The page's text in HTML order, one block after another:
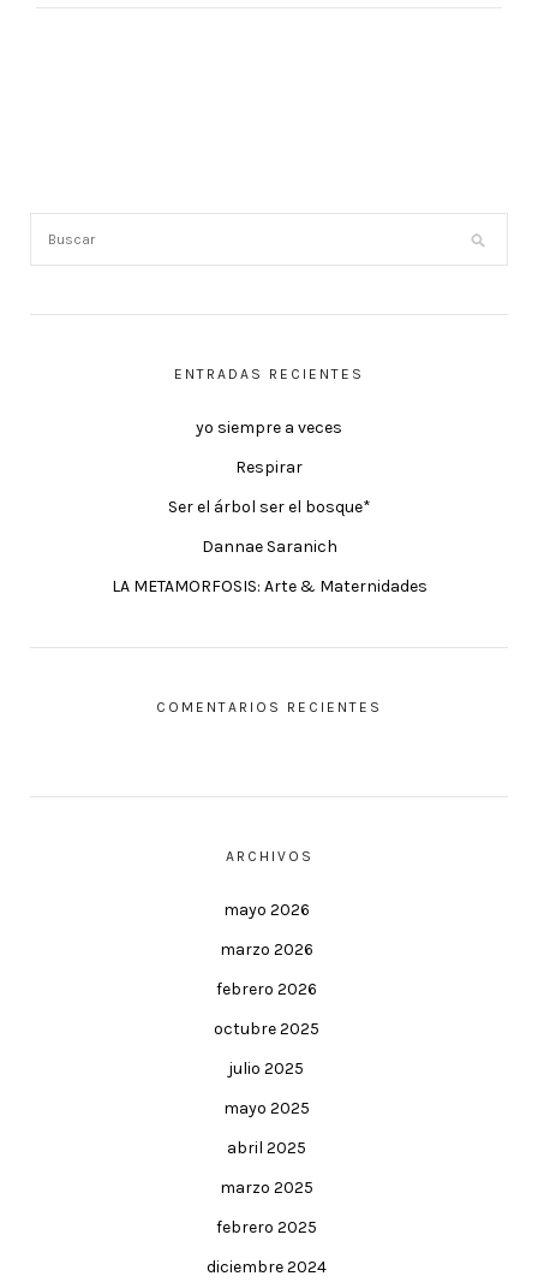
ENTRADAS RECIENTES
yo siempre a veces
Respirar
Ser el árbol ser el bosque*
Dannae Saranich
LA METAMORFOSIS: Arte & Maternidades
COMENTARIOS RECIENTES
ARCHIVOS
mayo 2026
marzo 2026
febrero 2026
octubre 2025
julio 2025
mayo 2025
abril 2025
marzo 2025
febrero 2025
diciembre 2024